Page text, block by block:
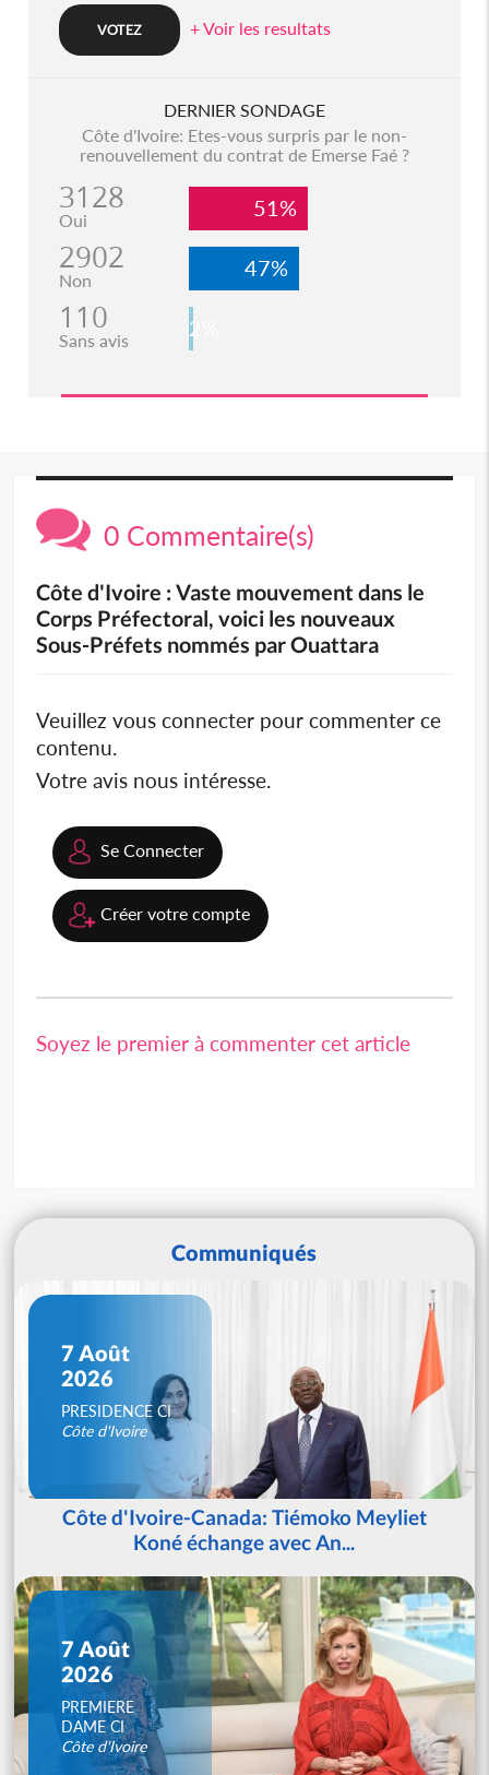
+ Voir les resultats
DERNIER SONDAGE
Côte d'Ivoire: Etes-vous surpris par le non-
renouvellement du contrat de Emerse Faé ?
3128
Oui 51%
2902
Non 47%
110
Sans avis 2%
0 Commentaire(s)
Côte d'Ivoire : Vaste mouvement dans le
Corps Préfectoral, voici les nouveaux
Sous-Préfets nommés par Ouattara
Veuillez vous connecter pour commenter ce
contenu.
Votre avis nous intéresse.
Se Connecter
Créer votre compte
Soyez le premier à commenter cet article
Communiqués
7 Août
2026
PRESIDENCE CI
Côte d'Ivoire
Côte d'Ivoire-Canada: Tiémoko Meyliet
Koné échange avec An...
7 Août
2026
PREMIERE
DAME CI
Côte d'Ivoire